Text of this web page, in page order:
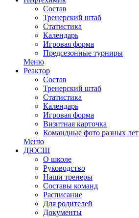
Состав
Тренерский штаб
Статистика
Календарь
Игровая форма
Предсезонные турниры
Меню
Реактор
Состав
Тренерский штаб
Статистика
Календарь
Игровая форма
Визитная карточка
Командные фото разных лет
Меню
ДЮСШ
О школе
Руководство
Наши тренеры
Составы команд
Расписание
Для родителей
Документы